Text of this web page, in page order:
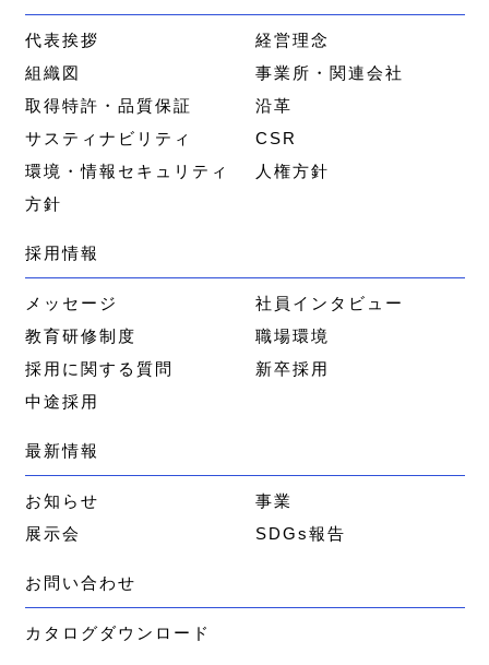
代表挨拶
経営理念
組織図
事業所・関連会社
取得特許・品質保証
沿革
サスティナビリティ
CSR
環境・情報セキュリティ
方針
人権方針
採用情報
メッセージ
社員インタビュー
教育研修制度
職場環境
採用に関する質問
新卒採用
中途採用
最新情報
お知らせ
事業
展示会
SDGs報告
お問い合わせ
カタログダウンロード